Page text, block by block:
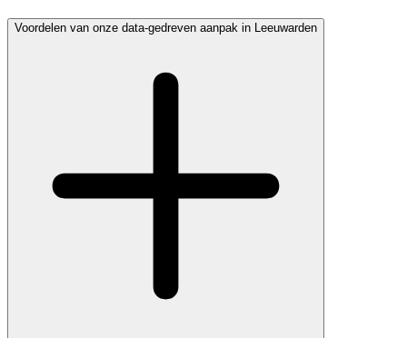
Voordelen van onze data-gedreven aanpak in Leeuwarden